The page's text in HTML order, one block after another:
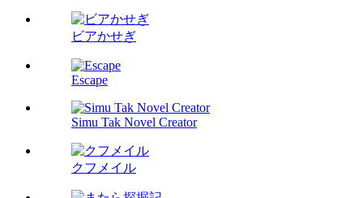
ビアかせぎ
Escape
Simu Tak Novel Creator
クフメイル